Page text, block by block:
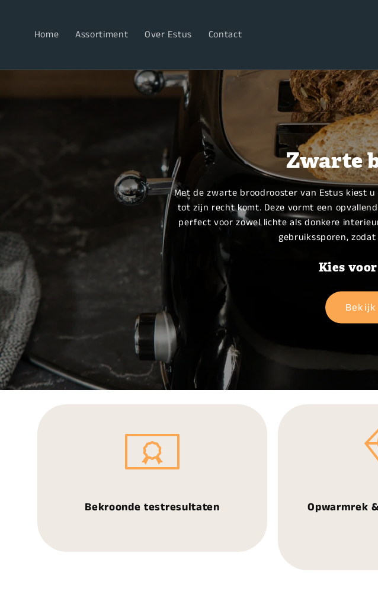
content
Home Assortiment Over Estus Contact
Zwarte
Met de zwarte broodrooster van Estus kiest
tot zijn recht komt. Deze vormt een
perfect voor zowel lichte als donkere
gebruikssporen,
Kies
Bekroonde testresultaten
Opwarmrek